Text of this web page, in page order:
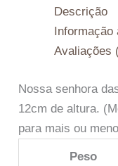
Descrição
Informação
Avaliações
Nossa senhora
12cm de altura.
para mais ou
Peso